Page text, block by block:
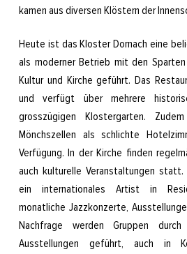
kamen aus diversen Klöstern der
Heute ist das Kloster Dornach eine
als moderner Betrieb mit den
Kultur und Kirche geführt. Das
und verfügt über mehrere
grosszügigen Klostergarten.
Mönchszellen als schlichte
Verfügung. In der Kirche finden
auch kulturelle Veranstaltungen
ein internationales Artist in
monatliche Jazzkonzerte,
Nachfrage werden Gruppen
Ausstellungen geführt, auch in